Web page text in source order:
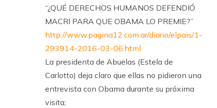
“¿QUÉ DERECHOS HUMANOS DEFENDIÓ
MACRI PARA QUE OBAMA LO PREMIE?”
http://www.pagina12.com.ar/diario/elpais/1-
293914-2016-03-06.html
La presidenta de Abuelas (Estela de
Carlotto) deja claro que ellas no pidieron una
entrevista con Obama durante su próxima
visita;